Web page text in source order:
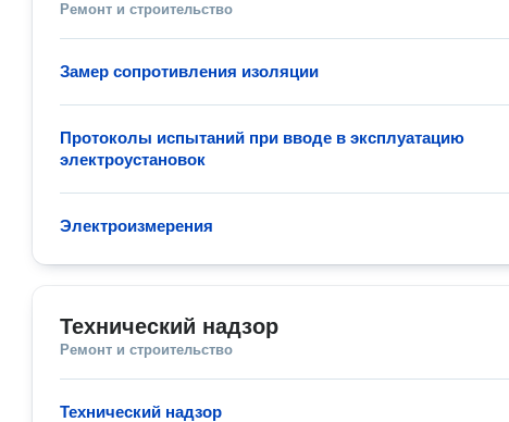
Ремонт и строительство
Замер сопротивления изоляции
Протоколы испытаний при вводе в эксплуатацию
электроустановок
Электроизмерения
Технический надзор
Ремонт и строительство
Технический надзор